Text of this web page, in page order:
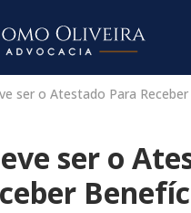
ser o Atestado Para
ser o